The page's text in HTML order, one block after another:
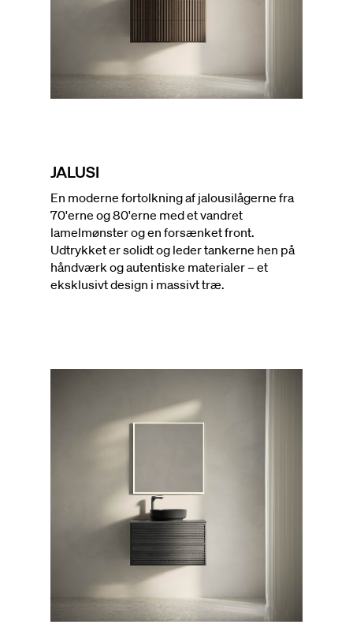
JALUSI
En moderne fortolkning af jalousilågerne fra
70'erne og 80'erne med et vandret
lamelmønster og en forsænket front.
Udtrykket er solidt og leder tankerne hen på
håndværk og autentiske materialer – et
eksklusivt design i massivt træ.